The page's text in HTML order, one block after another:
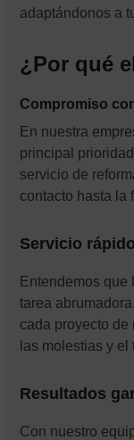
adaptándonos a
¿Por qué
Compromiso
En nuestra
principal
servicio de
contacto hasta la
Servicio
Entendemos que
tarea
cada proyecto
las molestias y
Resultados
Con nuestro